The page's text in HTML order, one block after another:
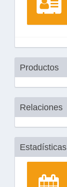
Productos
Relaciones
Estadísticas